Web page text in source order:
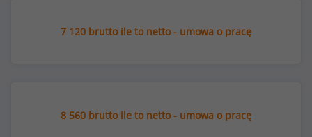
7 120 brutto ile to netto - umowa o pracę
8 560 brutto ile to netto - umowa o pracę